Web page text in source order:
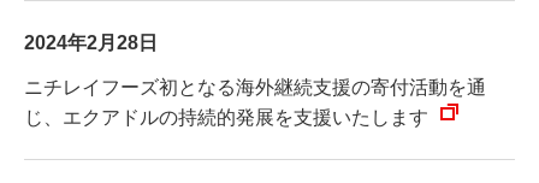
2024年2月28日
ニチレイフーズ初となる海外継続支援の寄付活動を通
じ、エクアドルの持続的発展を支援いたします